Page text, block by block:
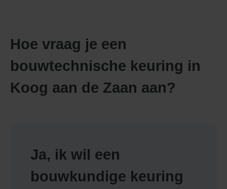
Hoe vraag je een
bouwtechnische keuring in
Koog aan de Zaan aan?
Ja, ik wil een
bouwkundige keuring